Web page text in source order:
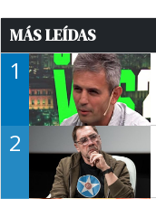
MÁS LEÍDAS
1
2